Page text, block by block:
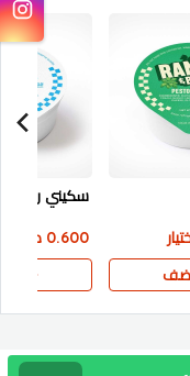
سكيني رانش
0.600 دك